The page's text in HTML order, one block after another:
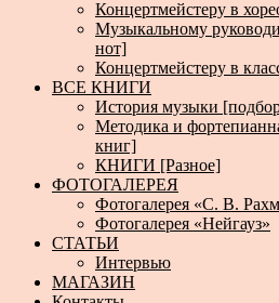
Концертмейстеру в
Музыкальному
нот]
Концертмейстеру в
ВСЕ КНИГИ
История музыки
Методика и
книг]
КНИГИ [Разное]
ФОТОГАЛЕРЕЯ
Фотогалерея «С. В.
Фотогалерея «Нейгауз»
СТАТЬИ
Интервью
МАГАЗИН